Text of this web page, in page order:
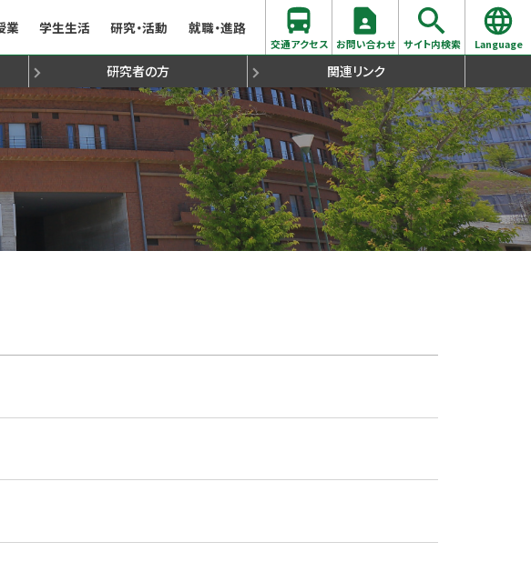
文学部研究生出願心得
聴講生出願心得
文学部組織構成
願心得 先輩からのメッセージ
過去の入試問題
業
ィスアワー 国際交流
時間割・シラバス
グラム 歴史学拠点コース
学生生活
障害のある学生の修学支援について
留学生（国際部）
研究・活動
文学叢書
就職・進路
九州大学文学部同窓会 各種証明書発行について
交通アクセス お問い合わせ サイト内検索 Language
研究者の方 関連リンク